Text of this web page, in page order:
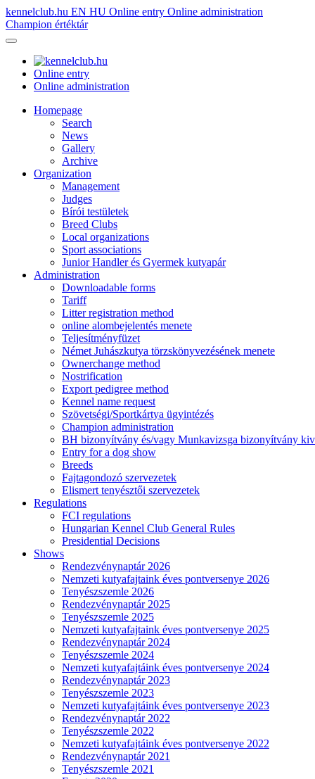
kennelclub.hu EN HU Online entry Online administration
Champion értéktár
Online entry
Online administration
Homepage
Search
News
Gallery
Archive
Organization
Management
Judges
Bírói testületek
Breed Clubs
Local organizations
Sport associations
Junior Handler és Gyermek kutyapár
Administration
Downloadable forms
Tariff
Litter registration method
online alombejelentés menete
Teljesítményfüzet
Német Juhászkutya törzskönyvezésének menete
Ownerchange method
Nostrification
Export pedigree method
Kennel name request
Szövetségi/Sportkártya ügyintézés
Champion administration
BH bizonyítvány és/vagy Munkavizsga bizonyítvány
Entry for a dog show
Breeds
Fajtagondozó szervezetek
Elismert tenyésztői szervezetek
Regulations
FCI regulations
Hungarian Kennel Club General Rules
Presidential Decisions
Shows
Rendezvénynaptár 2026
Nemzeti kutyafajtaink éves pontversenye 2026
Tenyészszemle 2026
Rendezvénynaptár 2025
Tenyészszemle 2025
Nemzeti kutyafajtaink éves pontversenye 2025
Rendezvénynaptár 2024
Tenyészszemle 2024
Nemzeti kutyafajtáink éves pontversenye 2024
Rendezvénynaptár 2023
Tenyészszemle 2023
Nemzeti kutyafajtáink éves pontversenye 2023
Rendezvénynaptár 2022
Tenyészszemle 2022
Nemzeti kutyafajtáink éves pontversenye 2022
Rendezvénynaptár 2021
Tenyészszemle 2021